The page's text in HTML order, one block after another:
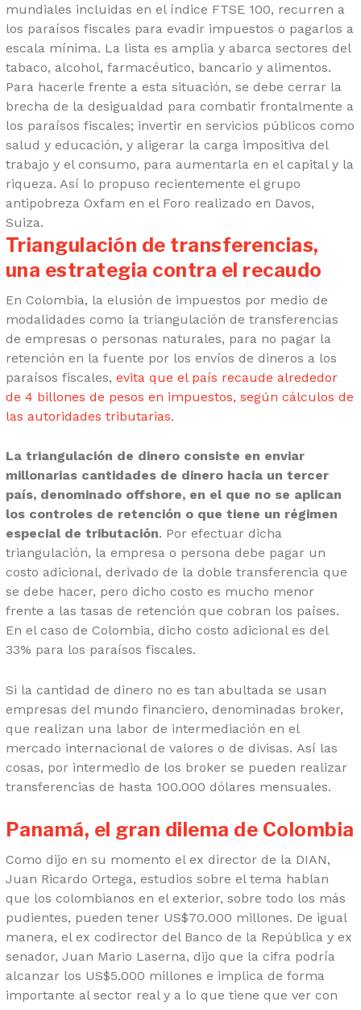
mundiales incluidas en el índice FTSE 100, recurren a
los paraísos fiscales para evadir impuestos o pagarlos a
escala mínima. La lista es amplia y abarca sectores del
tabaco, alcohol, farmacéutico, bancario y alimentos.
Para hacerle frente a esta situación, se debe cerrar la
brecha de la desigualdad para combatir frontalmente a
los paraísos fiscales; invertir en servicios públicos como
salud y educación, y aligerar la carga impositiva del
trabajo y el consumo, para aumentarla en el capital y la
riqueza. Así lo propuso recientemente el grupo
antipobreza Oxfam en el Foro realizado en Davos,
Suiza.
Triangulación de transferencias,
una estrategia contra el recaudo
En Colombia, la elusión de impuestos por medio de
modalidades como la triangulación de transferencias
de empresas o personas naturales, para no pagar la
retención en la fuente por los envíos de dineros a los
paraísos fiscales, evita que el país recaude alrededor
de 4 billones de pesos en impuestos, según cálculos de
las autoridades tributarias.
La triangulación de dinero consiste en enviar
millonarias cantidades de dinero hacia un tercer
país, denominado offshore, en el que no se aplican
los controles de retención o que tiene un régimen
especial de tributación. Por efectuar dicha
triangulación, la empresa o persona debe pagar un
costo adicional, derivado de la doble transferencia que
se debe hacer, pero dicho costo es mucho menor
frente a las tasas de retención que cobran los países.
En el caso de Colombia, dicho costo adicional es del
33% para los paraísos fiscales.
Si la cantidad de dinero no es tan abultada se usan
empresas del mundo financiero, denominadas broker,
que realizan una labor de intermediación en el
mercado internacional de valores o de divisas. Así las
cosas, por intermedio de los broker se pueden realizar
transferencias de hasta 100.000 dólares mensuales.
Panamá, el gran dilema de Colombia
Como dijo en su momento el ex director de la DIAN,
Juan Ricardo Ortega, estudios sobre el tema hablan
que los colombianos en el exterior, sobre todo los más
pudientes, pueden tener US$70.000 millones. De igual
manera, el ex codirector del Banco de la República y ex
senador, Juan Mario Laserna, dijo que la cifra podría
alcanzar los US$5.000 millones e implica de forma
importante al sector real y a lo que tiene que ver con